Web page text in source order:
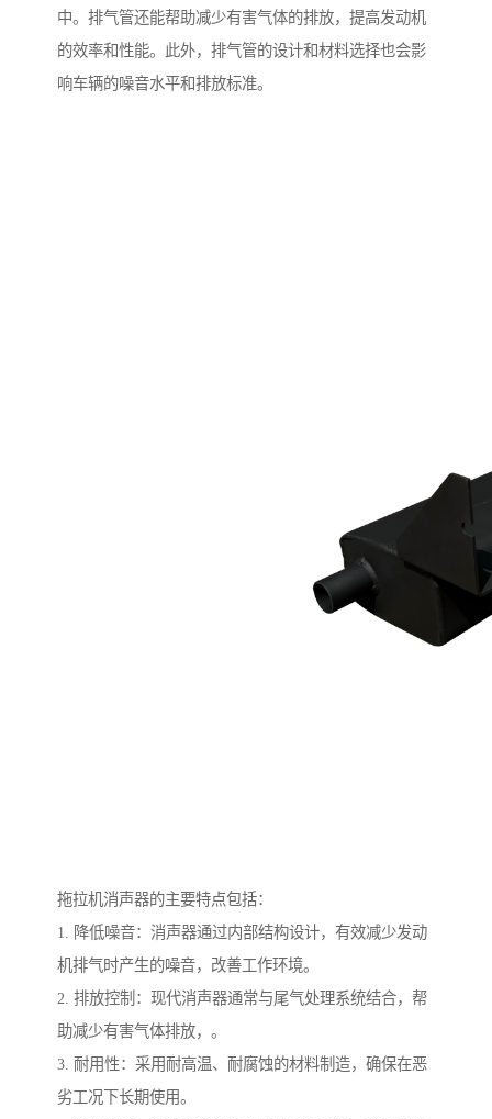
中。排气管还能帮助减少有害气体的排放，提高发动机
的效率和性能。此外，排气管的设计和材料选择也会影
响车辆的噪音水平和排放标准。
拖拉机消声器的主要特点包括：
1. 降低噪音：消声器通过内部结构设计，有效减少发动
机排气时产生的噪音，改善工作环境。
2. 排放控制：现代消声器通常与尾气处理系统结合，帮
助减少有害气体排放，。
3. 耐用性：采用耐高温、耐腐蚀的材料制造，确保在恶
劣工况下长期使用。